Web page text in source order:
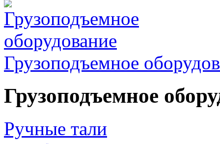
Грузоподъемное
Грузоподъемное
Ручные тали